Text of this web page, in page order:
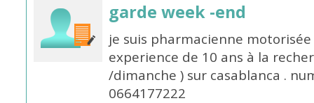
garde week -end
je suis pharmacienne
experience de 10 ans à la
/dimanche ) sur casablanca .
0664177222